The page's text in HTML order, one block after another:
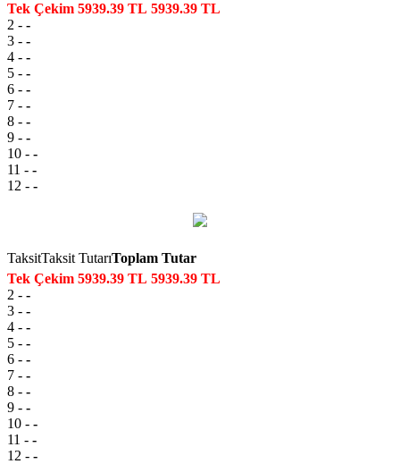
Tek Çekim 5939.39 TL 5939.39 TL
2 - -
3 - -
4 - -
5 - -
6 - -
7 - -
8 - -
9 - -
10 - -
11 - -
12 - -
TaksitTaksit TutarıToplam Tutar
Tek Çekim 5939.39 TL 5939.39 TL
2 - -
3 - -
4 - -
5 - -
6 - -
7 - -
8 - -
9 - -
10 - -
11 - -
12 - -